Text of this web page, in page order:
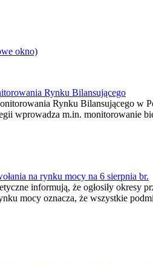
okno)
Rynku Bilansującego
Rynku Bilansującego w
wprowadza m.in. monitorowanie
na rynku mocy na 6 sierpnia br.
informują, że ogłosiły okresy
mocy oznacza, że wszystkie